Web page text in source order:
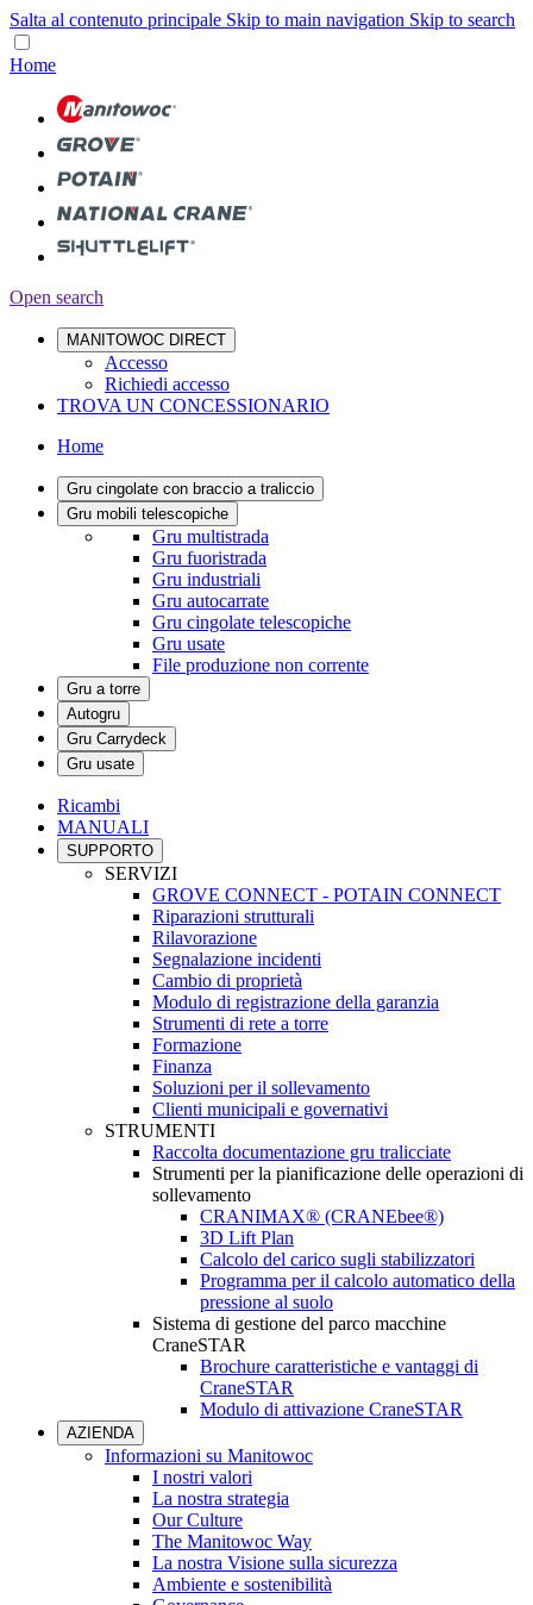
Salta al contenuto principale Skip to main navigation Skip to search
Home
Open search
MANITOWOC DIRECT
Accesso
Richiedi accesso
TROVA UN CONCESSIONARIO
Home
Gru cingolate con braccio a traliccio
Gru mobili telescopiche
Gru multistrada
Gru fuoristrada
Gru industriali
Gru autocarrate
Gru cingolate telescopiche
Gru usate
File produzione non corrente
Gru a torre
Autogru
Gru Carrydeck
Gru usate
Ricambi
MANUALI
SUPPORTO
SERVIZI
GROVE CONNECT - POTAIN CONNECT
Riparazioni strutturali
Rilavorazione
Segnalazione incidenti
Cambio di proprietà
Modulo di registrazione della garanzia
Strumenti di rete a torre
Formazione
Finanza
Soluzioni per il sollevamento
Clienti municipali e governativi
STRUMENTI
Raccolta documentazione gru tralicciate
Strumenti per la pianificazione delle operazioni di
sollevamento
CRANIMAX® (CRANEbee®)
3D Lift Plan
Calcolo del carico sugli stabilizzatori
Programma per il calcolo automatico della
pressione al suolo
Sistema di gestione del parco macchine
CraneSTAR
Brochure caratteristiche e vantaggi di
CraneSTAR
Modulo di attivazione CraneSTAR
AZIENDA
Informazioni su Manitowoc
I nostri valori
La nostra strategia
Our Culture
The Manitowoc Way
La nostra Visione sulla sicurezza
Ambiente e sostenibilità